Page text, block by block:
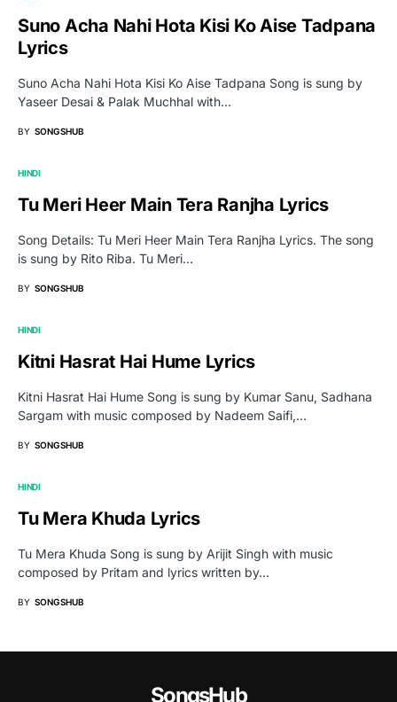
Suno Acha Nahi Hota Kisi Ko Aise Tadpana
Lyrics
Suno Acha Nahi Hota Kisi Ko Aise Tadpana Song is sung by
Yaseer Desai & Palak Muchhal with…
BY SONGSHUB
HINDI
Tu Meri Heer Main Tera Ranjha Lyrics
Song Details: Tu Meri Heer Main Tera Ranjha Lyrics. The song
is sung by Rito Riba. Tu Meri…
BY SONGSHUB
HINDI
Kitni Hasrat Hai Hume Lyrics
Kitni Hasrat Hai Hume Song is sung by Kumar Sanu, Sadhana
Sargam with music composed by Nadeem Saifi,…
BY SONGSHUB
HINDI
Tu Mera Khuda Lyrics
Tu Mera Khuda Song is sung by Arijit Singh with music
composed by Pritam and lyrics written by…
BY SONGSHUB
SongsHub